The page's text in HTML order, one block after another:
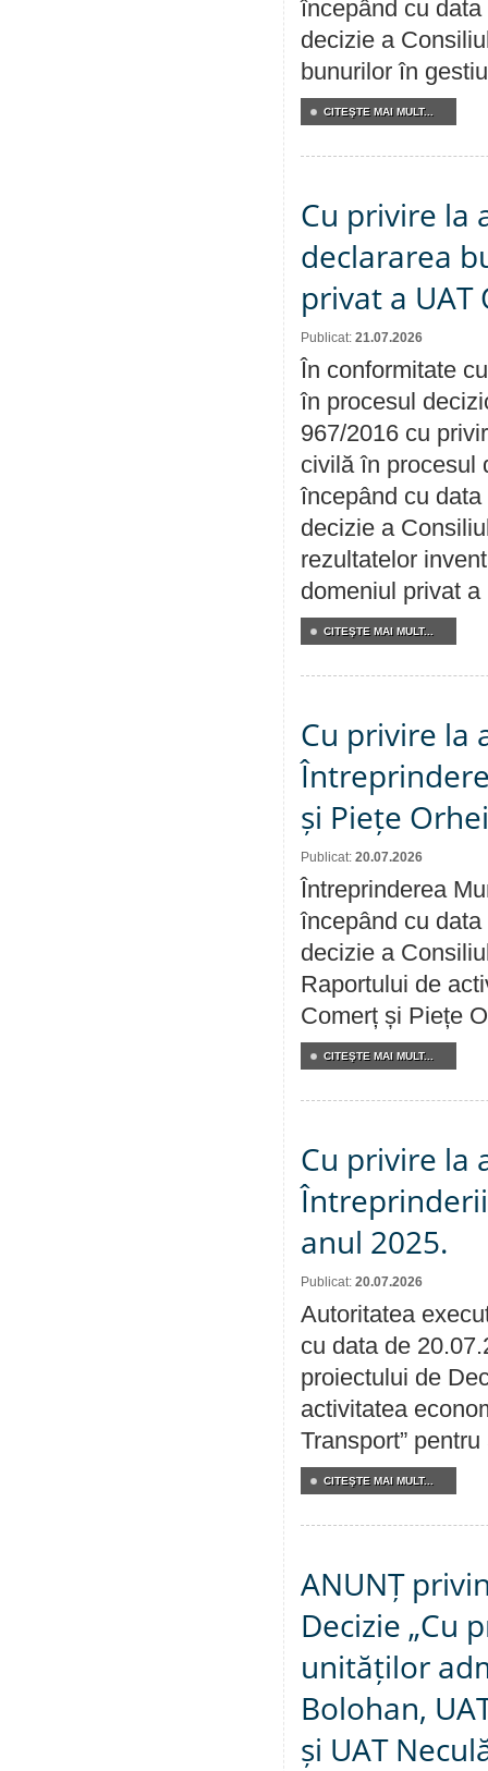
începând cu
decizie a
bunurilor în
CITEŞTE MAI MULT...
Cu privire la
declararea
privat a UAT
Publicat: 21.07.2026
În conformitate
în procesul
967/2016 cu
civilă în procesul
începând cu
decizie a
rezultatelor
domeniul privat a
CITEŞTE MAI MULT...
Cu privire la
și Piețe
Publicat: 20.07.2026
Întreprinderea
începând cu
decizie a
Raportului de
Comerț și Piețe
CITEŞTE MAI MULT...
Cu privire la
anul 2025.
Publicat: 20.07.2026
Autoritatea
cu data de
proiectului de
activitatea
Transport” pentru
CITEŞTE MAI MULT...
ANUNȚ
Decizie „Cu
unităților
Bolohan,
și UAT